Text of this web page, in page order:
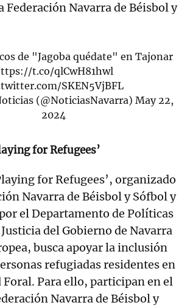
Federación Navarra de Béisbol y
de "Jagoba quédate" en Tajonar
t.co/qlCwH81hwl
SKEN5VjBFL
(@NoticiasNavarra) May 22,
2024
for Refugees’
for Refugees’, organizado
Navarra de Béisbol y Sófbol y
el Departamento de Políticas
del Gobierno de Navarra
busca apoyar la inclusión
refugiadas residentes en
Para ello, participan en el
Navarra de Béisbol y